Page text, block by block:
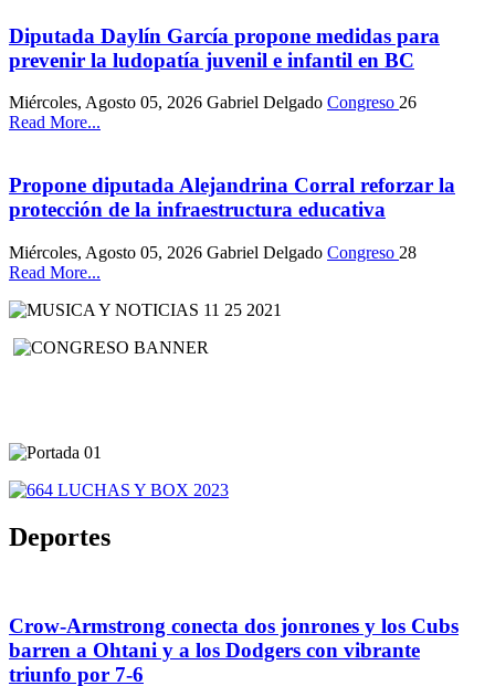
Diputada Daylín García propone medidas para
prevenir la ludopatía juvenil e infantil en BC
Miércoles, Agosto 05, 2026 Gabriel Delgado Congreso 26
Read More...
Propone diputada Alejandrina Corral reforzar la
protección de la infraestructura educativa
Miércoles, Agosto 05, 2026 Gabriel Delgado Congreso 28
Read More...
Deportes
Crow-Armstrong conecta dos jonrones y los Cubs
barren a Ohtani y a los Dodgers con vibrante
triunfo por 7-6